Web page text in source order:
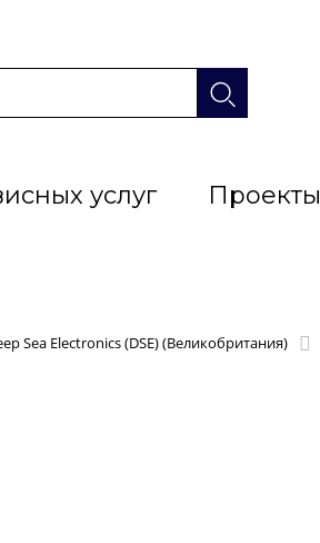
услуг Проекты
Sea Electronics (DSE) (Великобритания)